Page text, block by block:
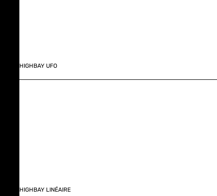
HIGHBAY UFO
HIGHBAY LINÉAIRE